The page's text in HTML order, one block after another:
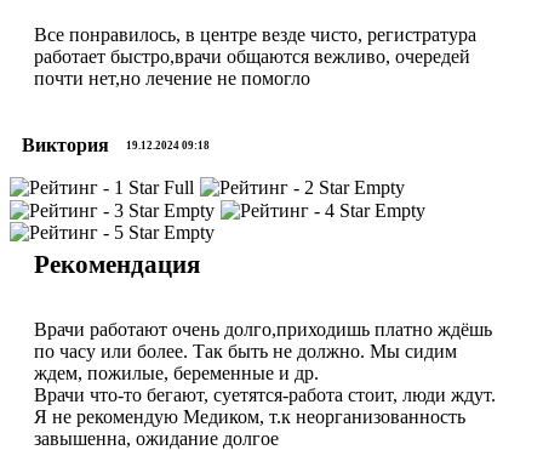
Все понравилось, в центре везде чисто, регистратура
работает быстро,врачи общаются вежливо, очередей
почти нет,но лечение не помогло
Виктория 19.12.2024 09:18
Рекомендация
Врачи работают очень долго,приходишь платно ждёшь
по часу или более. Так быть не должно. Мы сидим
ждем, пожилые, беременные и др.
Врачи что-то бегают, суетятся-работа стоит, люди ждут.
Я не рекомендую Медиком, т.к неорганизованность
завышенна, ожидание долгое